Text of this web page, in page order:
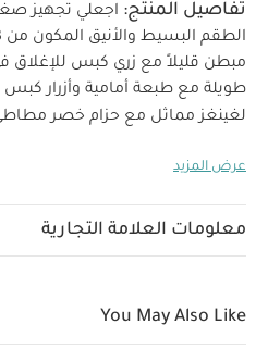
تفاصيل المنتج: اجعلي تجهيز
الطقم البسيط والأنيق المكون من 3 قطع.
مبطن قليلاً مع زري كبس للإغلاق
طويلة مع طبعة أمامية وأزرار
لغينغز مماثل مع حزام خصر
لسهولة الارتداء والتبديل
100% قطن، الحشوة: 100% بوليستر
100% قطن 100% قطن
تجفيف بارد بالمجفف
التنظيف الجاف
عرض المزيد
معلومات العلامة التجارية
You May Also Like